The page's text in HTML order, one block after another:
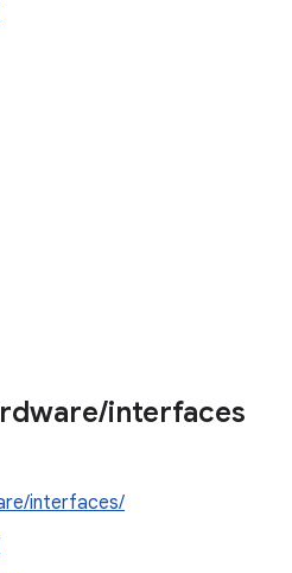
/interfaces
interfaces/